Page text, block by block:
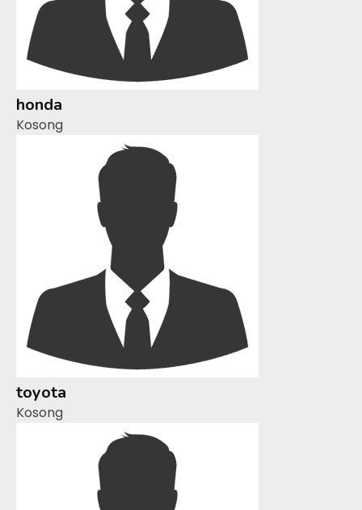
honda
Kosong
toyota
Kosong